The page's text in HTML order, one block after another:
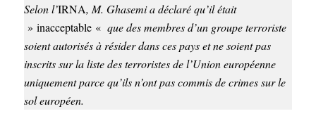
Selon l’IRNA, M. Ghasemi a déclaré qu’il était
» inacceptable « que des membres d’un groupe terroriste
soient autorisés à résider dans ces pays et ne soient pas
inscrits sur la liste des terroristes de l’Union européenne
uniquement parce qu’ils n’ont pas commis de crimes sur le
sol européen.